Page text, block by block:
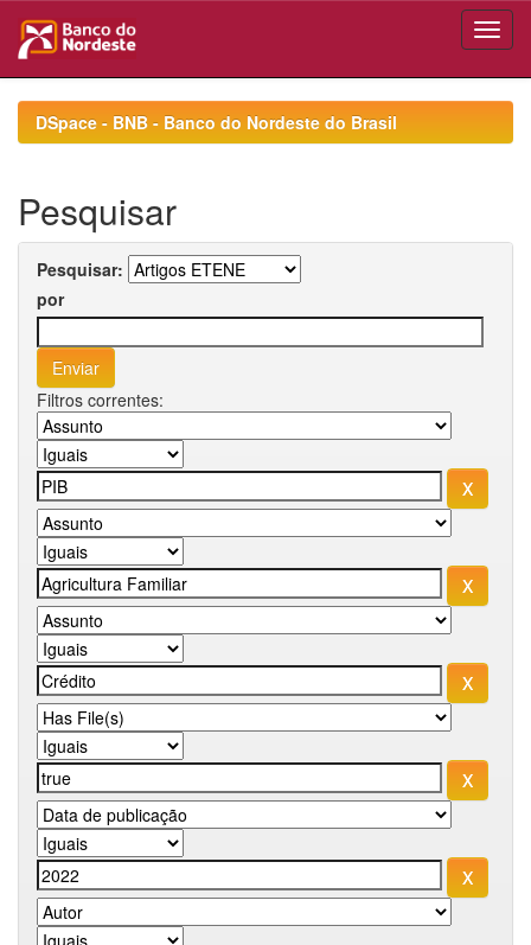
navigationDSpace - BNB - Banco do Nordeste do Brasil
Pesquisar
Pesquisar:
por
Filtros correntes: